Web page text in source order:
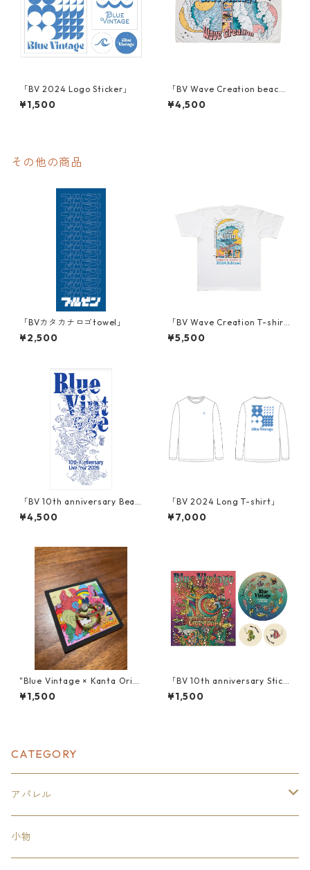
「BV 2024 Logo Sticker」
¥1,500
「BV Wave Creation beach t
owel」
¥4,500
その他の商品
「BVカタカナロゴtowel」
¥2,500
「BV Wave Creation T-shir
t」
¥5,500
「BV 10th anniversary Beac
h towel」
¥4,500
「BV 2024 Long T-shirt」
¥7,000
"Blue Vintage × Kanta Origi
nal スマホリング"
¥1,500
「BV 10th anniversary Stick
er」
¥1,500
CATEGORY
アパレル
トップス
小物